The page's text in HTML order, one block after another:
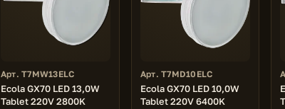
Арт. T7MW13ELC
Ecola GX70 LED 13,0W
Tablet 220V 2800K
Арт. T7MD10ELC
Ecola GX70 LED 10,0W
Tablet 220V 6400K